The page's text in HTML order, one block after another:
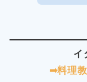
＊成果を
イ
➡︎料理